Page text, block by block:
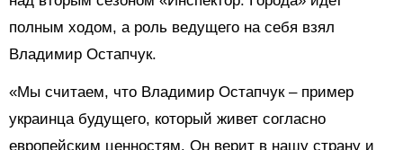
полным ходом, а роль ведущего на себя взял
Владимир Остапчук.
«Мы считаем, что Владимир Остапчук – пример
украинца будущего, который живет согласно
европейским ценностям. Он верит в нашу страну и